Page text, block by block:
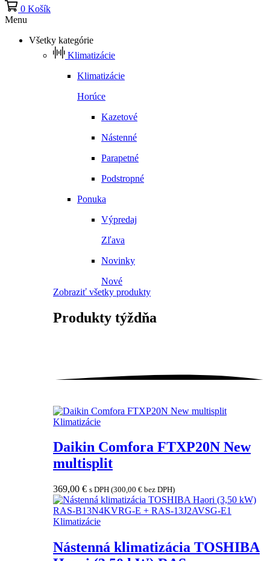
0 Košík
Menu
Všetky kategórie
Klimatizácie
Klimatizácie
Horúce
Kazetové
Nástenné
Parapetné
Podstropné
Ponuka
Výpredaj
Zľava
Novinky
Nové
Zobraziť všetky produkty
Produkty týždňa
Klimatizácie
Daikin Comfora FTXP20N New
multisplit
369,00 € s DPH (300,00 € bez DPH)
Klimatizácie
Nástenná klimatizácia TOSHIBA